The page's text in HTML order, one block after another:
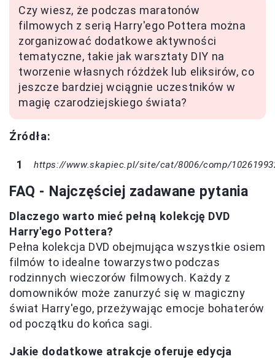
Czy wiesz, że podczas maratonów
filmowych z serią Harry'ego Pottera można
zorganizować dodatkowe aktywności
tematyczne, takie jak warsztaty DIY na
tworzenie własnych różdżek lub eliksirów, co
jeszcze bardziej wciągnie uczestników w
magię czarodziejskiego świata?
Źródła:
https://www.skapiec.pl/site/cat/8006/comp/
FAQ - Najczęściej zadawane pytania
Dlaczego warto mieć pełną kolekcję DVD
Harry'ego Pottera?
Pełna kolekcja DVD obejmująca wszystkie osiem
filmów to idealne towarzystwo podczas
rodzinnych wieczorów filmowych. Każdy z
domowników może zanurzyć się w magiczny
świat Harry'ego, przeżywając emocje bohaterów
od początku do końca sagi.
Jakie dodatkowe atrakcje oferuje edycja